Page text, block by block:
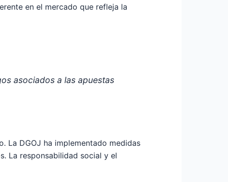
en el mercado que refleja la
asociados a las apuestas
La DGOJ ha implementado medidas
La responsabilidad social y el